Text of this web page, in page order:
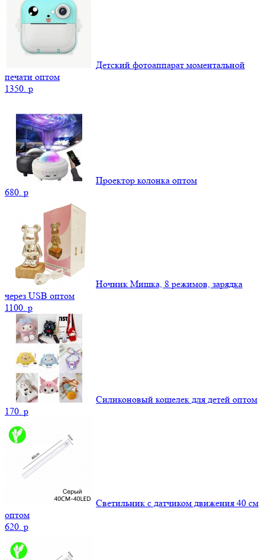
Детский фотоаппарат моментальной
печати оптом
1350. p
Проектор колонка оптом
680. p
Ночник Мишка, 8 режимов, зарядка
через USB оптом
1100. p
Силиконовый кошелек для детей оптом
170. p
Светильник с датчиком движения 40 см
оптом
620. p